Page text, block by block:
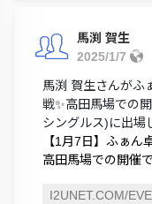
馬渕 賀生
2025/1/7
馬渕 賀生さんがふ
戦✨高田馬場での
シングルス)に出場
【1月7日】ふぁん
高田馬場での開催
I2UNET.COM/